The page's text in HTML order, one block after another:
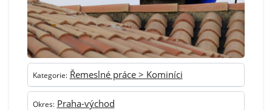
Kategorie: Řemeslné práce > Kominíci
Okres: Praha-východ